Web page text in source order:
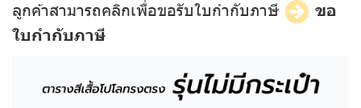
ลูกค้าสามารถคลิกเพื่อขอรับใบกำกับภาษี
ขอ
ใบกำกับภาษี